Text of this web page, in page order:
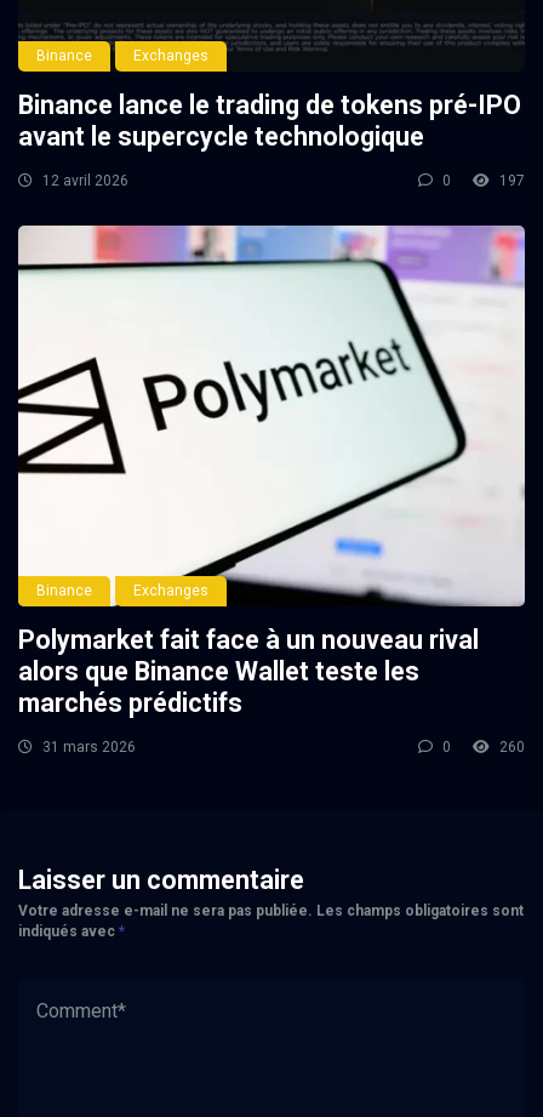
Binance Exchanges
Binance lance le trading de tokens pré-IPO
avant le supercycle technologique
12 avril 2026 0 197
Binance Exchanges
Polymarket fait face à un nouveau rival
alors que Binance Wallet teste les
marchés prédictifs
31 mars 2026 0 260
Laisser un commentaire
Votre adresse e-mail ne sera pas publiée. Les champs obligatoires sont
indiqués avec *